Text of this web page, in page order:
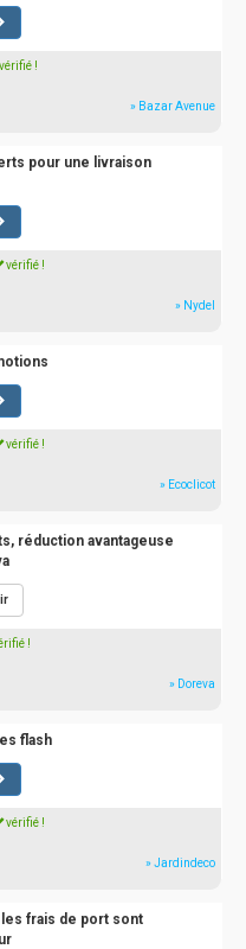
!
» Bazar Avenue
pour une livraison
vérifié !
» Nydel
vérifié !
» Ecoclicot
réduction avantageuse
!
» Doreva
flash
vérifié !
» Jardindeco
les frais de port sont